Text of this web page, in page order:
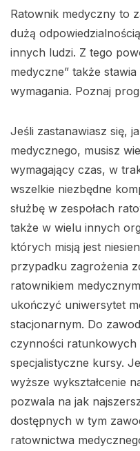
Ratownik medyczny to
dużą
innych ludzi. Z tego
medyczne” także
wymagania. Poznaj
Jeśli zastanawiasz się,
medycznego, musisz
wymagający czas, w
wszelkie niezbędne
służbę w zespołach
także w wielu innych
których misją jest
przypadku zagrożenia
ratownikiem
ukończyć uniwersytet
stacjonarnym. Do
czynności ratunkowych
specjalistyczne kursy.
wyższe wykształcenie
pozwala na jak
dostępnych w tym
ratownictwa